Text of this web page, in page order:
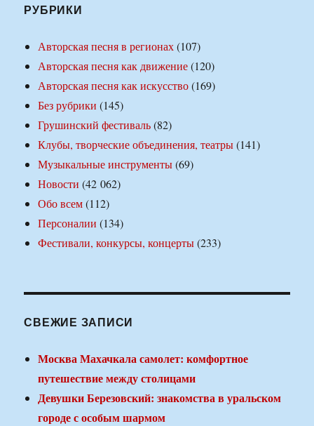
РУБРИКИ
Авторская песня в регионах(107)
Авторская песня как движение(120)
Авторская песня как искусство(169)
Без рубрики (145)
Грушинский фестиваль(82)
Клубы, творческие объединения, театры(141)
Музыкальные инструменты(69)
Новости (42 062)
Обо всем(112)
Персоналии (134)
Фестивали, конкурсы, концерты(233)
СВЕЖИЕ ЗАПИСИ
Москва Махачкала самолет: комфортное
путешествие между столицами
Девушки Березовский: знакомства в уральском
городе с особым шармом